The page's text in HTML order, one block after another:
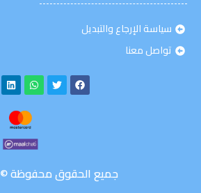
سياسة الإرجاع والتبديل
تواصل معنا
جميع الحقوق محفوظة © 2024